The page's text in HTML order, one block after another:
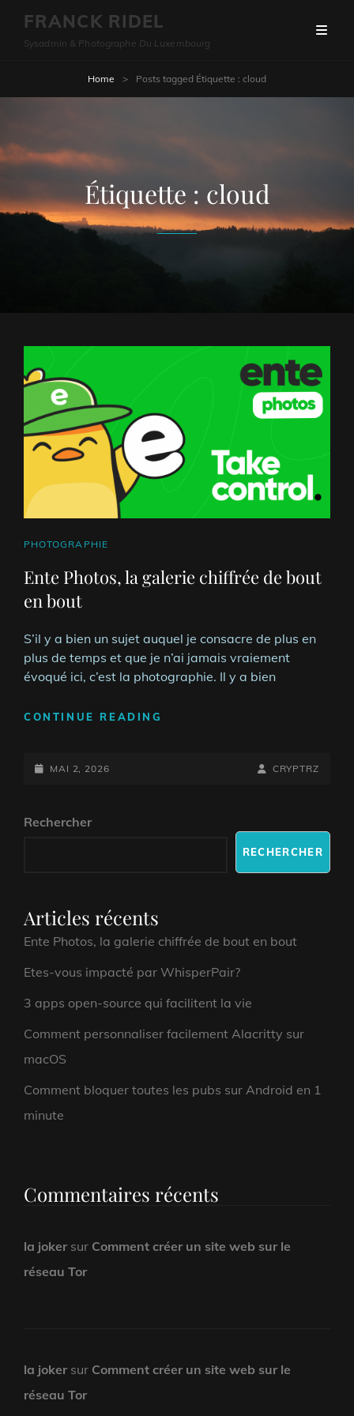
FRANCK RIDEL
Sysadmin & Photographe Du Luxembourg
Home > Posts tagged Étiquette : cloud
Étiquette : cloud
CAT
PHOTOGRAPHIE
Ente Photos, la galerie chiffrée de bout
en bout
S’il y a bien un sujet auquel je consacre de plus en
plus de temps et que je n’ai jamais vraiement
évoqué ici, c’est la photographie. Il y a bien
CONTINUE READING
POSTED-
MAI 2, 2026
BY
BYLINE
CRYPTRZ
Rechercher
RECHERCHER
Articles récents
Ente Photos, la galerie chiffrée de bout en bout
Etes-vous impacté par WhisperPair?
3 apps open-source qui facilitent la vie
Comment personnaliser facilement Alacritty sur
macOS
Comment bloquer toutes les pubs sur Android en 1
minute
Commentaires récents
la jokersur Comment créer un site web sur le
réseau Tor
la jokersur Comment créer un site web sur le
réseau Tor